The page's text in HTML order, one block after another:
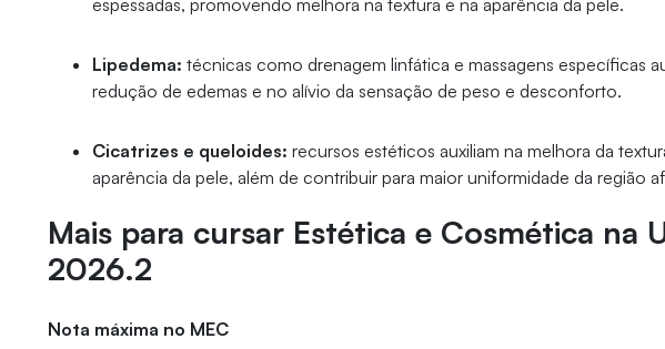
espessadas, promovendo melhora na textura e na aparência da pele.
Lipedema: técnicas como drenagem linfática e massagens específicas
redução de edemas e no alívio da sensação de peso e desconforto.
Cicatrizes e queloides:recursos estéticos auxiliam na melhora da
aparência da pele, além de contribuir para maior uniformidade da região
Mais para cursar Estética e Cosmética na
2026.2
Nota máxima no MEC